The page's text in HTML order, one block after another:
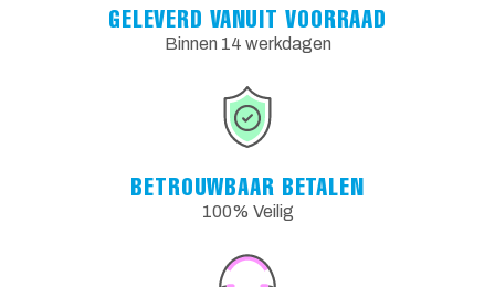
GELEVERD VANUIT VOORRAAD
Binnen 14 werkdagen
BETROUWBAAR BETALEN
100% Veilig